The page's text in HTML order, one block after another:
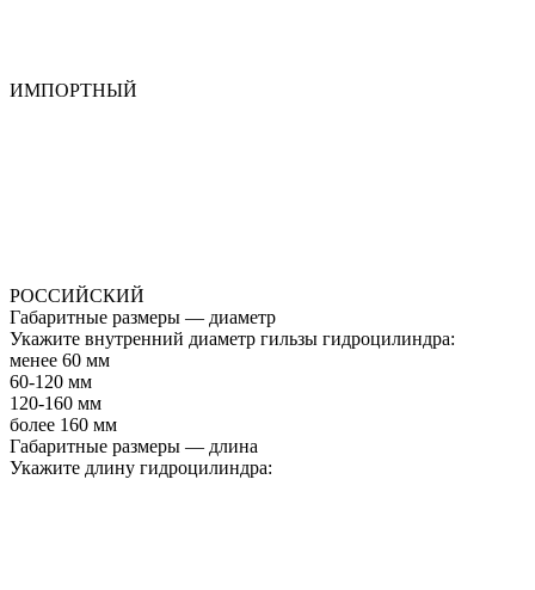
ИМПОРТНЫЙ
РОССИЙСКИЙ
Габаритные размеры — диаметр
Укажите внутренний диаметр гильзы гидроцилиндра:
менее 60 мм
60-120 мм
120-160 мм
более 160 мм
Габаритные размеры — длина
Укажите длину гидроцилиндра: